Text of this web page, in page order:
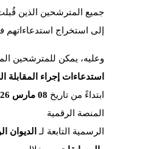
جميع المترشحين الذين
إلى استخراج استدعاءاتهم
وعليه، يمكن للمترشحين
استدعاءات إجراء المقابلة
ابتداءً من تاريخ 08 مارس 2026
المنصة الرقمية
الرسمية التابعة لـ الديوان